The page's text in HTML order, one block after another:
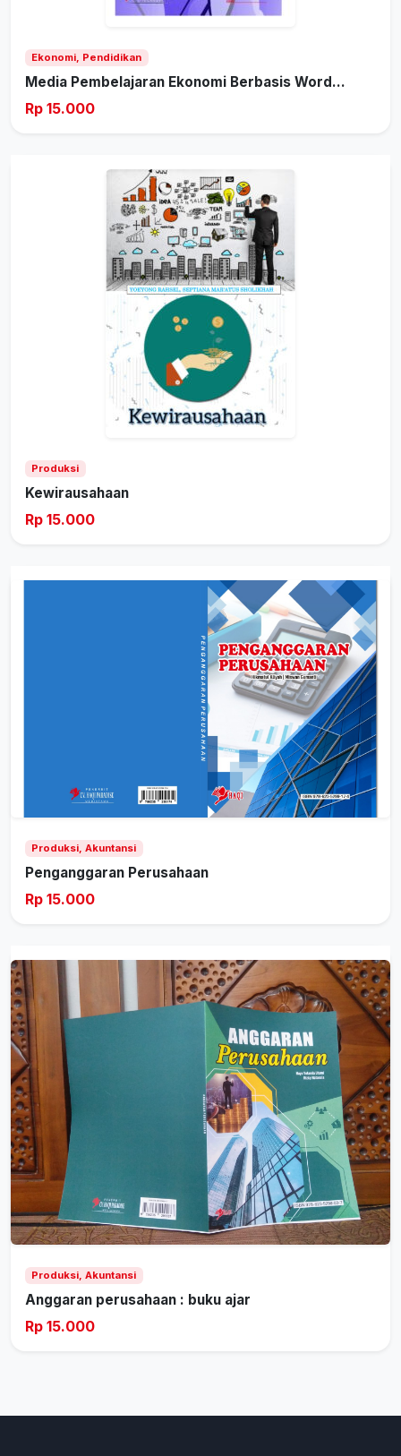
Ekonomi, Pendidikan
Media Pembelajaran Ekonomi Berbasis Word...
Rp 15.000
Produksi
Kewirausahaan
Rp 15.000
Produksi, Akuntansi
Penganggaran Perusahaan
Rp 15.000
Produksi, Akuntansi
Anggaran perusahaan : buku ajar
Rp 15.000